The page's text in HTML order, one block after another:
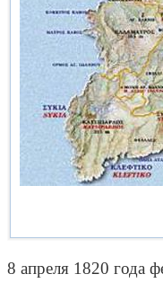
8 апреля 1820 года